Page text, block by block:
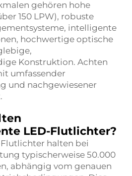
gehören hohe
150 LPW), robuste
intelligente
hochwertige optische
Konstruktion. Achten
umfassender
und nachgewiesener
LED-Flutlichter?
halten bei
typischerweise 50.000
abhängig vom genauen